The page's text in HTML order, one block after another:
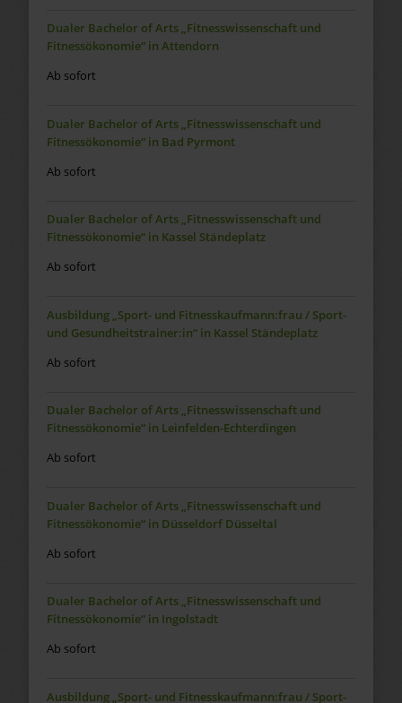
Dualer Bachelor of Arts „Fitnesswissenschaft und
Fitnessökonomie“ in Attendorn
Ab sofort
Dualer Bachelor of Arts „Fitnesswissenschaft und
Fitnessökonomie“ in Bad Pyrmont
Ab sofort
Dualer Bachelor of Arts „Fitnesswissenschaft und
Fitnessökonomie“ in Kassel Ständeplatz
Ab sofort
Ausbildung „Sport- und Fitnesskaufmann:frau / Sport-
und Gesundheitstrainer:in“ in Kassel Ständeplatz
Ab sofort
Dualer Bachelor of Arts „Fitnesswissenschaft und
Fitnessökonomie“ in Leinfelden-Echterdingen
Ab sofort
Dualer Bachelor of Arts „Fitnesswissenschaft und
Fitnessökonomie“ in Düsseldorf Düsseltal
Ab sofort
Dualer Bachelor of Arts „Fitnesswissenschaft und
Fitnessökonomie“ in Ingolstadt
Ab sofort
Ausbildung „Sport- und Fitnesskaufmann:frau / Sport-